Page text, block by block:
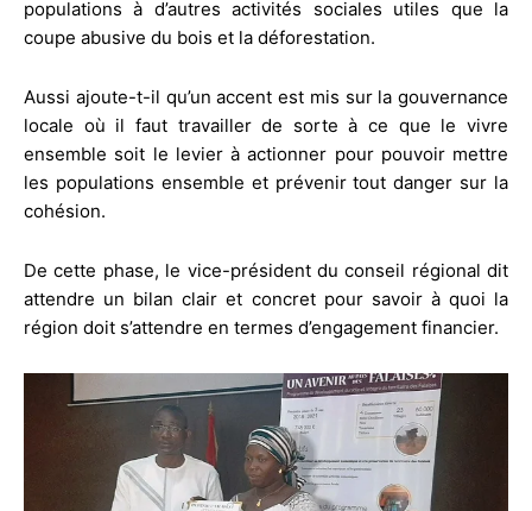
populations à d’autres activités sociales utiles que la
coupe abusive du bois et la déforestation.
Aussi ajoute-t-il qu’un accent est mis sur la gouvernance
locale où il faut travailler de sorte à ce que le vivre
ensemble soit le levier à actionner pour pouvoir mettre
les populations ensemble et prévenir tout danger sur la
cohésion.
De cette phase, le vice-président du conseil régional dit
attendre un bilan clair et concret pour savoir à quoi la
région doit s’attendre en termes d’engagement financier.